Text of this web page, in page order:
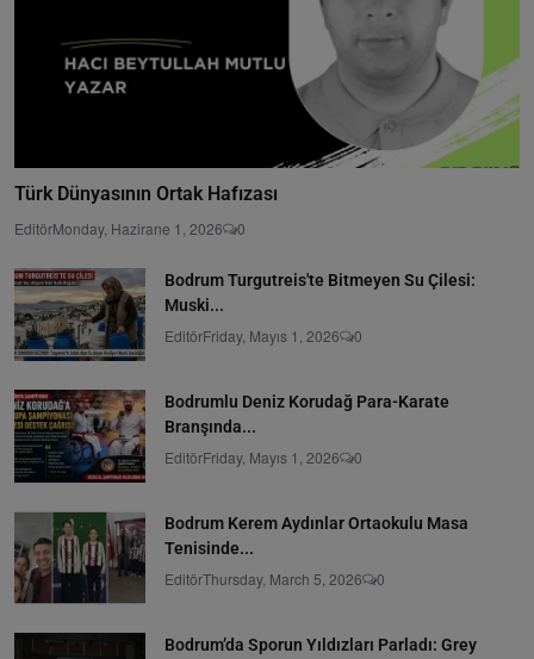
Türk Dünyasının Ortak Hafızası
EditörMonday, Hazirane 1, 2026 0
Bodrum Turgutreis'te Bitmeyen Su Çilesi:
Muski...
EditörFriday, Mayıs 1, 2026 0
Bodrumlu Deniz Korudağ Para-Karate
Branşında...
EditörFriday, Mayıs 1, 2026 0
Bodrum Kerem Aydınlar Ortaokulu Masa
Tenisinde...
EditörThursday, March 5, 2026 0
Bodrum’da Sporun Yıldızları Parladı: Grey